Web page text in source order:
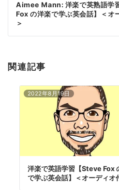
ン
Aimee Mann: 洋楽で英熟語学
Fox の洋楽で学ぶ英会話】＜オ
＞
関連記事
2022年8月19日
洋楽で英語学習【Steve Fox
で学ぶ英会話】＜オーディオ